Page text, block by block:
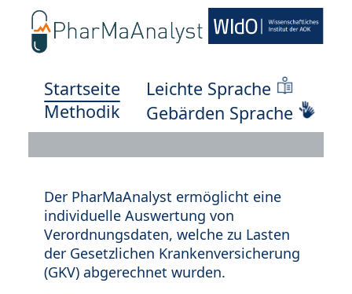
Startseite
Methodik
Leichte Sprache
Gebärden Sprache
Der PharMaAnalyst ermöglicht eine
individuelle Auswertung von
Verordnungsdaten, welche zu Lasten
der Gesetzlichen Krankenversicherung
(GKV) abgerechnet wurden.